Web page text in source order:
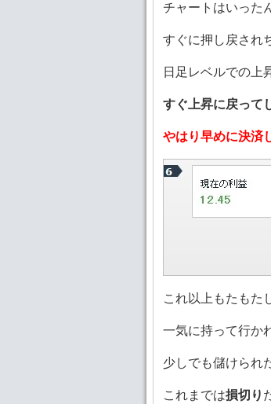
チャートはいった
すぐに押し戻され
日足レベルでの上
すぐ上昇に戻って
やはり早めに決済
これ以上もたもた
一気に持って行か
少しでも儲けられ
これまでは損切り